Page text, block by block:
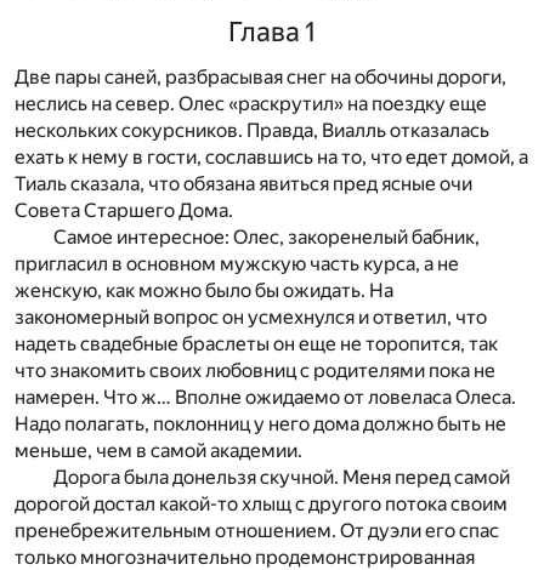
Глава 1
Две пары саней, разбрасывая снег на обочины дороги,
неслись на север. Олес «раскрутил» на поездку еще
нескольких сокурсников. Правда, Виалль отказалась
ехать к нему в гости, сославшись на то, что едет домой, а
Тиаль сказала, что обязана явиться пред ясные очи
Совета Старшего Дома.
Самое интересное: Олес, закоренелый бабник,
пригласил в основном мужскую часть курса, а не
женскую, как можно было бы ожидать. На
закономерный вопрос он усмехнулся и ответил, что
надеть свадебные браслеты он еще не торопится, так
что знакомить своих любовниц с родителями пока не
намерен. Что ж… Вполне ожидаемо от ловеласа Олеса.
Надо полагать, поклонниц у него дома должно быть не
меньше, чем в самой академии.
Дорога была донельзя скучной. Меня перед самой
дорогой достал какой-то хлыщ с другого потока своим
пренебрежительным отношением. От дуэли его спас
только многозначительно продемонстрированная